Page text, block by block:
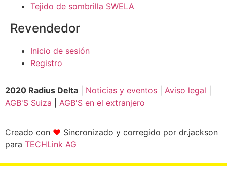
Tejido de sombrilla SWELA
Revendedor
Inicio de sesión
Registro
2020 Radius Delta Noticias y eventos Aviso legal
AGB'S Suiza
AGB'S en el extranjero
Creado con ❤ Sincronizado y corregido por dr.jackson
para TECHLink AG